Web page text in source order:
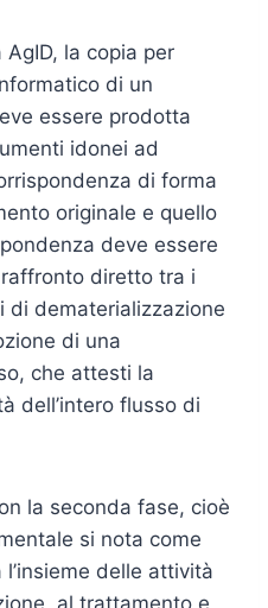
la copia per
di un
essere prodotta
idonei ad
di forma
originale e quello
deve essere
diretto tra i
di dematerializzazione
di una
che attesti la
dell’intero flusso di
la seconda fase, cioè
si nota come
l’insieme delle attività
al trattamento e